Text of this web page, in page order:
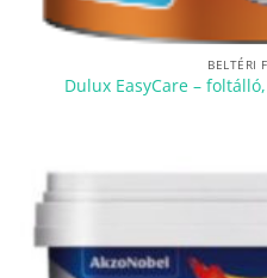
BELTÉRI
Dulux EasyCare –